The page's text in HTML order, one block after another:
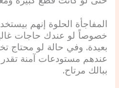
المفاجأة الحلوة إنهم
خصوصاً لو عندك حاجات
بعيدة. وفي حالة لو محتاج
عندهم مستودعات آمنة
ببالك مرتاح.